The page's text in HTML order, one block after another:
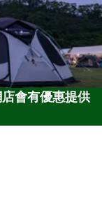
會有優惠提供